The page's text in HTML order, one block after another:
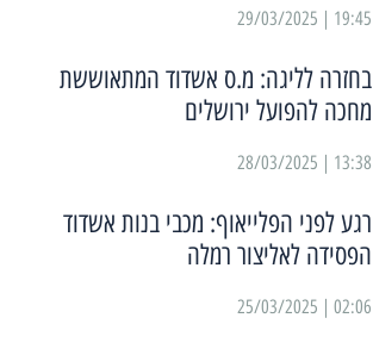
19:45 | 29/03/2025
בחזרה לליגה: מ.ס אשדוד המתאוששת
מחכה להפועל ירושלים
13:38 | 28/03/2025
רגע לפני הפלייאוף: מכבי בנות אשדוד
הפסידה לאליצור רמלה
02:06 | 25/03/2025